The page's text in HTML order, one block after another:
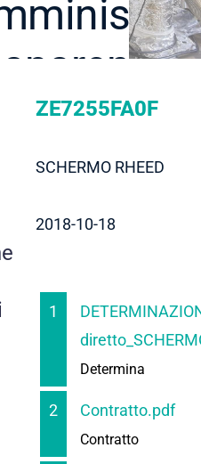
ZE7255FA0F
SCHERMO RHEED
2018-10-18
1
Determina
2 Contratto.pdf
Contratto